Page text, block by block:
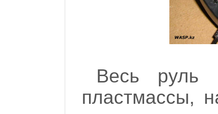
Весь руль
пластмассы,